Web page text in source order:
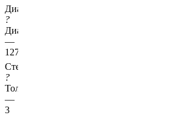
Диаметр трубы, мм
?
Диаметр основной трубы
—
127
Стенка трубы, мм
?
Толщина стенки несущей трубы
—
3